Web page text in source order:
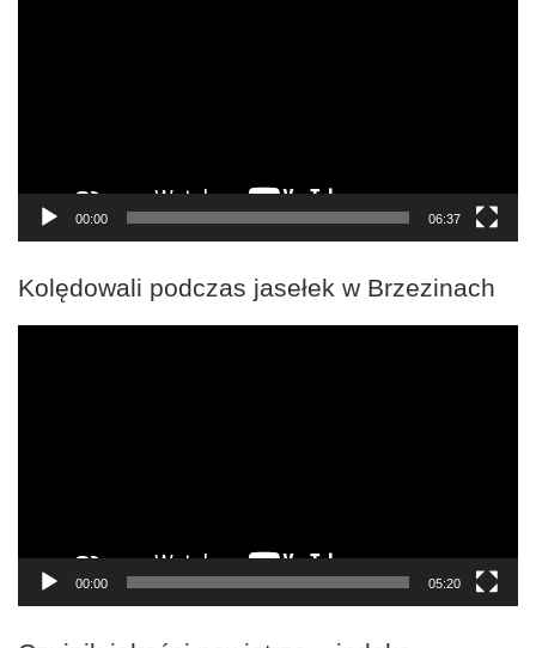
00:00 06:37
Kolędowali podczas jasełek w Brzezinach
00:00 05:20